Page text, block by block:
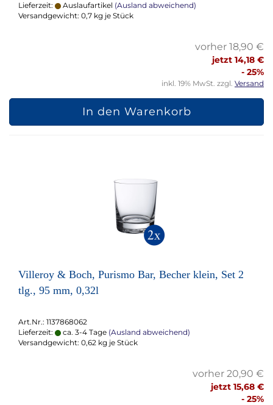
Lieferzeit:
Auslaufartikel (Ausland abweichend)
Versandgewicht: 0,7 kg je Stück
vorher 18,90 €
jetzt 14,18 €
- 25%
inkl. 19% MwSt. zzgl. Versand
In den Warenkorb
Villeroy & Boch, Purismo Bar, Becher klein, Set 2
tlg., 95 mm, 0,32l
Art.Nr.: 1137868062
Lieferzeit:
ca. 3-4 Tage (Ausland abweichend)
Versandgewicht: 0,62 kg je Stück
vorher 20,90 €
jetzt 15,68 €
- 25%